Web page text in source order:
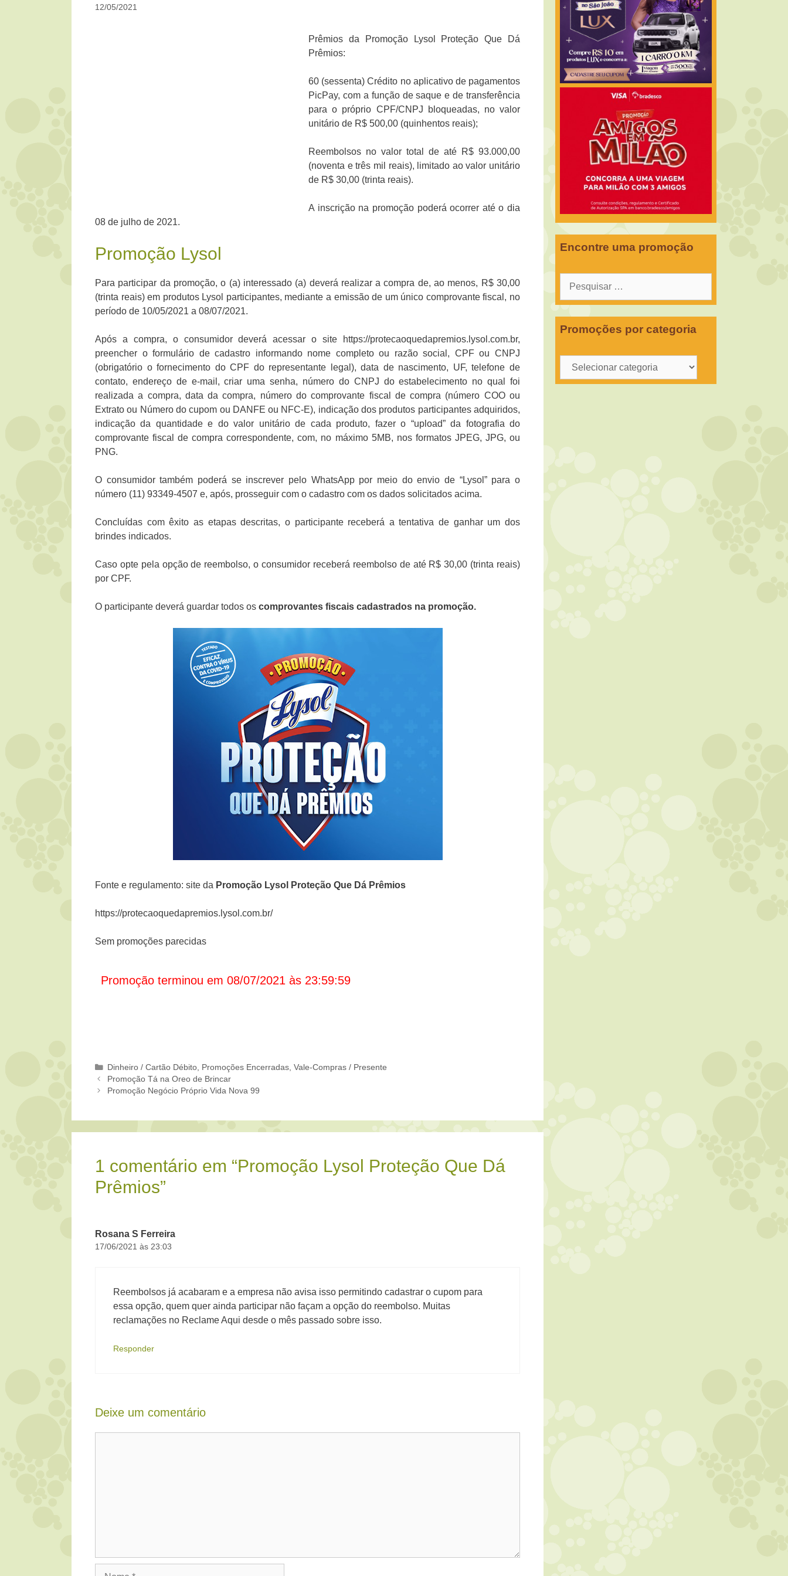
12/05/2021
Prêmios da Promoção Lysol Proteção Que Dá
Prêmios:
60 (sessenta) Crédito no aplicativo de pagamentos
PicPay, com a função de saque e de transferência
para o próprio CPF/CNPJ bloqueadas, no valor
unitário de R$ 500,00 (quinhentos reais);
Reembolsos no valor total de até R$ 93.000,00
(noventa e três mil reais), limitado ao valor unitário
de R$ 30,00 (trinta reais).
A inscrição na promoção poderá ocorrer até o dia
08 de julho de 2021.
Promoção Lysol
Para participar da promoção, o (a) interessado (a) deverá realizar a compra de, ao menos, R$ 30,00
(trinta reais) em produtos Lysol participantes, mediante a emissão de um único comprovante fiscal, no
período de 10/05/2021 a 08/07/2021.
Após a compra, o consumidor deverá acessar o site https://protecaoquedapremios.lysol.com.br,
preencher o formulário de cadastro informando nome completo ou razão social, CPF ou CNPJ
(obrigatório o fornecimento do CPF do representante legal), data de nascimento, UF, telefone de
contato, endereço de e-mail, criar uma senha, número do CNPJ do estabelecimento no qual foi
realizada a compra, data da compra, número do comprovante fiscal de compra (número COO ou
Extrato ou Número do cupom ou DANFE ou NFC-E), indicação dos produtos participantes adquiridos,
indicação da quantidade e do valor unitário de cada produto, fazer o “upload” da fotografia do
comprovante fiscal de compra correspondente, com, no máximo 5MB, nos formatos JPEG, JPG, ou
PNG.
O consumidor também poderá se inscrever pelo WhatsApp por meio do envio de “Lysol” para o
número (11) 93349-4507 e, após, prosseguir com o cadastro com os dados solicitados acima.
Concluídas com êxito as etapas descritas, o participante receberá a tentativa de ganhar um dos
brindes indicados.
Caso opte pela opção de reembolso, o consumidor receberá reembolso de até R$ 30,00 (trinta reais)
por CPF.
O participante deverá guardar todos os comprovantes fiscais cadastrados na promoção.
Fonte e regulamento: site da Promoção Lysol Proteção Que Dá Prêmios
https://protecaoquedapremios.lysol.com.br/
Sem promoções parecidas
Promoção terminou em 08/07/2021 às 23:59:59
Categorias
Dinheiro / Cartão Débito Promoções Encerradas ,Vale-Compras / Presente
Promoção Tá na Oreo de Brincar
Promoção Negócio Próprio Vida Nova 99
1 comentário em “Promoção Lysol Proteção Que Dá
Prêmios”
Rosana S Ferreira
17/06/2021 às 23:03
Reembolsos já acabaram e a empresa não avisa isso permitindo cadastrar o cupom para
essa opção, quem quer ainda participar não façam a opção do reembolso. Muitas
reclamações no Reclame Aqui desde o mês passado sobre isso.
Responder
Deixe um comentário
Encontre uma promoção
Pesquisar
Promoções por categoria
Promoções
por